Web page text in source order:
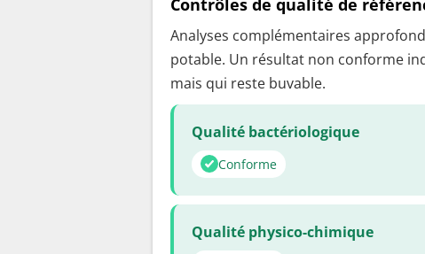
Contrôles de qualité de
Analyses complémentaires
potable. Un résultat non conforme
mais qui reste buvable.
Qualité bactériologique
Conforme
Qualité physico-chimique